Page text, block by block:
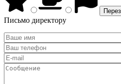
Письмо директору